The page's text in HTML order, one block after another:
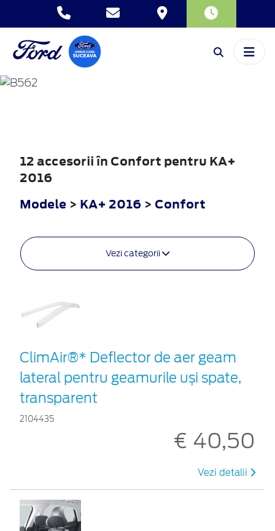
KA+
12 accesorii în Confort pentru KA+
2016
Modele > KA+ 2016 > Confort
Vezi categorii
ClimAir®* Deflector de aer geam
lateral pentru geamurile uși spate,
transparent
2104435
€ 40,50
Vezi detalii